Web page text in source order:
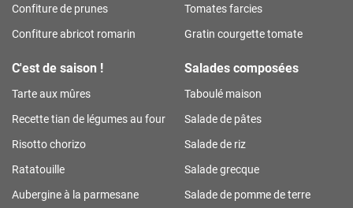
Confiture de prunes
Confiture abricot romarin
Tomates farcies
Gratin courgette tomate
C'est de saison !
Tarte aux mûres
Recette tian de légumes au four
Risotto chorizo
Ratatouille
Aubergine à la parmesane
Salades composées
Taboulé maison
Salade de pâtes
Salade de riz
Salade grecque
Salade de pomme de terre